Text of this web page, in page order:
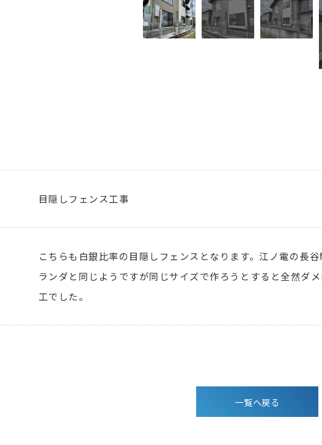
目隠しフェンス工事
こちらも白銀比率の目隠しフェンスとなります。江ノ電の長
ランダと同じようですが同じサイズで作ろうとすると全然ダ
工でした。
一覧へ戻る